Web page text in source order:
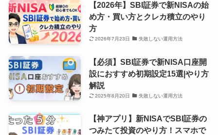
【2026年】SBI証券で新NISAの始
め方・買い方とクレカ積立のやり
方
2026年7月23日 失敗しない運用方法
【必須】SBI証券で新NISA口座開
設におすすめ初期設定15選|やり方
解説
2025年8月20日 失敗しない運用方法
【神アプリ】新NISAでSBI証券の
つみたて投資のやり方！スマホで